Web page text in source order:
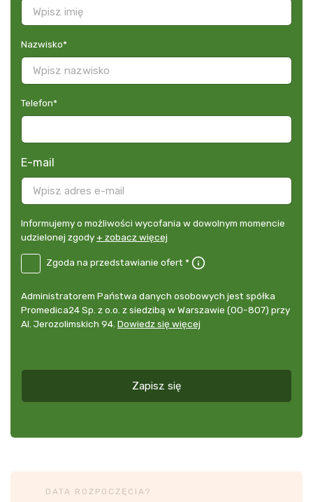
Nazwisko*
Telefon*
E-mail
Informujemy
o
wycofania
dowolnym
momencie
udzielonej
Informujemy o możliwości wycofania w dowolnym momencie
udzielonej zgody+ zobacz więcej
DE
przedstawianie
Zgoda na przedstawianie ofert *
Administrator
danych
osobowych
Administratorem Państwa danych osobowych jest spółka
Promedica24 Sp. z o.o. z siedzibą w Warszawie (00-807) przy
Al. Jerozolimskich 94. Dowiedz się więcej
Zapisz się
DATA ROZPOCZĘCIA?